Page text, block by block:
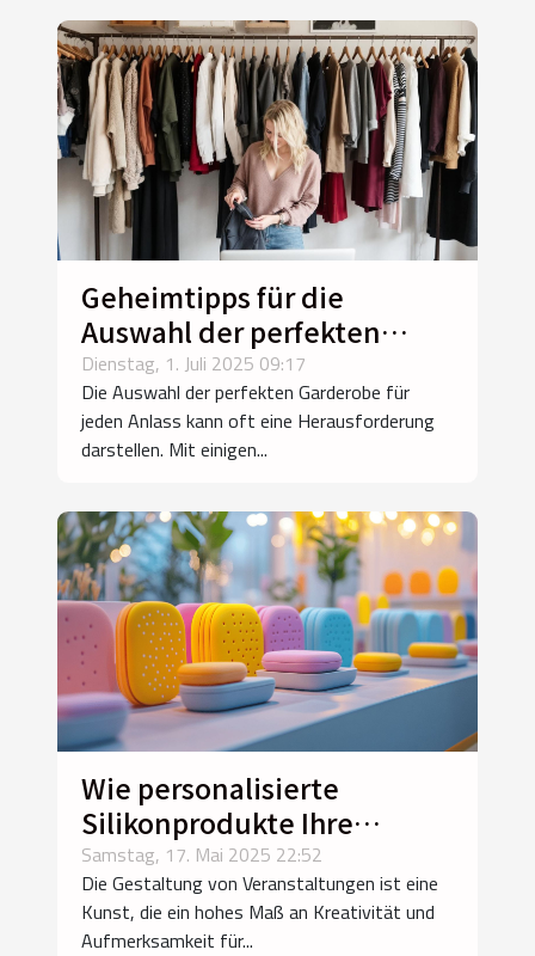
Geheimtipps für die
Auswahl der perfekten
Garderobe für jeden Anlass
Dienstag, 1. Juli 2025 09:17
Die Auswahl der perfekten Garderobe für
jeden Anlass kann oft eine Herausforderung
darstellen. Mit einigen...
Wie personalisierte
Silikonprodukte Ihre
Veranstaltungen bereichern
können
Samstag, 17. Mai 2025 22:52
Die Gestaltung von Veranstaltungen ist eine
Kunst, die ein hohes Maß an Kreativität und
Aufmerksamkeit für...